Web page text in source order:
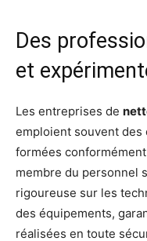
Des
et
Les entreprises de
emploient souvent
formées
membre du personnel
rigoureuse sur les
des équipements,
réalisées en toute